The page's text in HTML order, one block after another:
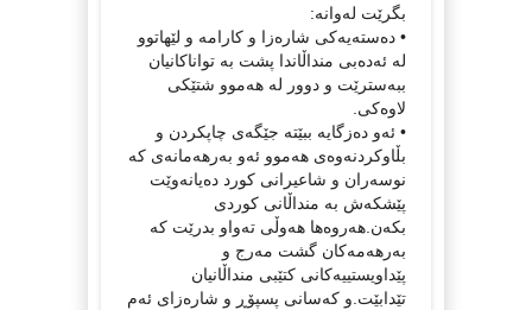
بگرێت له‌وانه‌:
• ده‌سته‌یه‌كی شاره‌زا و كارامه‌ و لێهاتوو
له‌ ئه‌ده‌بی منداڵاندا پشت به‌ تواناكانیان
ببه‌سترێت و دوور له‌ هه‌موو شتێكی
لاوه‌كی.
• ئه‌و ده‌زگایه‌ ببێته‌ جێگه‌ی چاپكردن و
بڵاوكردنه‌وه‌ی هه‌موو ئه‌و به‌رهه‌مانه‌ی كه‌
نوسه‌ران و شاعیرانی كورد ده‌یانه‌وێت
پێشكه‌ش به‌ منداڵانی كوردی
بكه‌ن.هه‌روه‌ها هه‌وڵی ته‌واو بدرێت كه‌
به‌رهه‌مه‌كان گشت مه‌رج و
پێداویستییه‌كانی كتێبی منداڵانیان
تێدابێت.و كه‌سانی پسپۆڕ و شاره‌زای ئه‌م